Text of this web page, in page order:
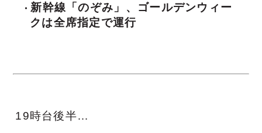
新幹線「のぞみ」、ゴールデンウィー
クは全席指定で運行
19時台後半…